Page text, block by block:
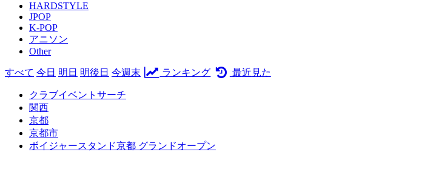
HARDSTYLE
JPOP
K-POP
アニソン
Other
すべて 今日 明日 明後日 今週末 ランキング 最近見た
クラブイベントサーチ
関西
京都
京都市
ボイジャースタンド京都 グランドオープン